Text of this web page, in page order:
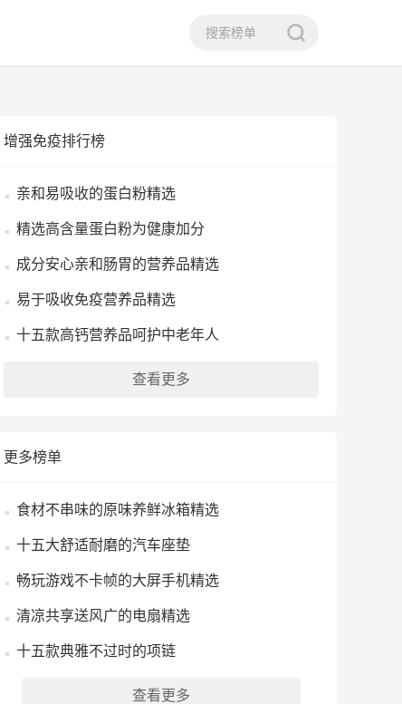
增强免疫排行榜
亲和易吸收的蛋白粉精选
精选高含量蛋白粉为健康加分
成分安心亲和肠胃的营养品精选
易于吸收免疫营养品精选
十五款高钙营养品呵护中老年人
查看更多
更多榜单
食材不串味的原味养鲜冰箱精选
十五大舒适耐磨的汽车座垫
畅玩游戏不卡帧的大屏手机精选
清凉共享送风广的电扇精选
十五款典雅不过时的项链
查看更多